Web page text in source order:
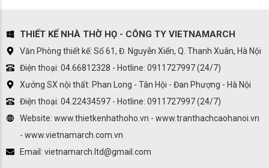
THIẾT KẾ NHÀ THỜ HỌ - CÔNG TY VIETNAMARCH
Văn Phòng thiết kế: Số 61, Đ. Nguyễn Xiển, Q. Thanh Xuân, Hà Nội
Điện thoại: 04.66812328 - Hotline: 0911727997 (24/7)
Xưởng SX nội thất: Phan Long - Tân Hội - Đan Phượng - Hà Nội
Điện thoại: 04.22434597 - Hotline: 0911727997 (24/7)
Website: www.thietkenhathoho.vn - www.tranthachcaohanoi.vn
- www.vietnamarch.com.vn
Email: vietnamarch.ltd@gmail.com